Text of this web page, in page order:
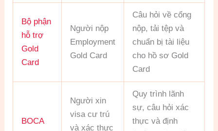
Bộ phận
hỗ trợ
Gold
Card
Người nộp
Employment
Gold Card
Câu hỏi về cổng
nộp, tải tệp và
chuẩn bị tài liệu
cho hồ sơ Gold
Card
BOCA
Người xin
visa cư trú
và xác thực
Quy trình lãnh
sự, câu hỏi xác
thực và định